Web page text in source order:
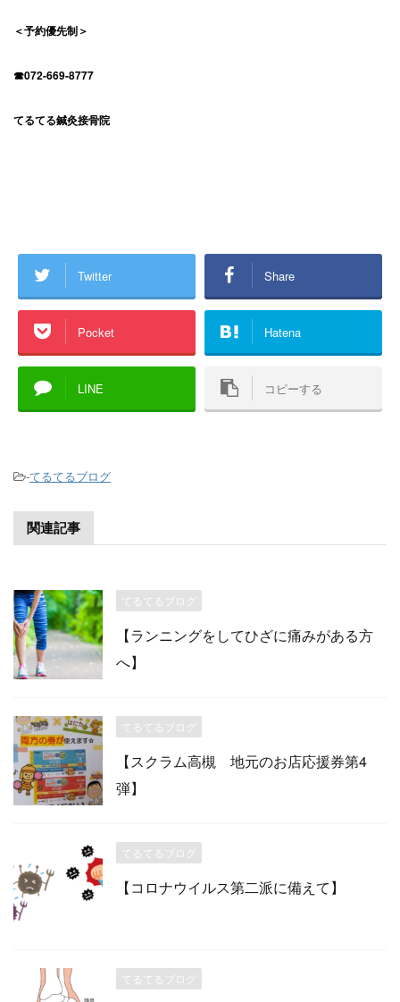
＜予約優先制＞
☎072-669-8777
てるてる鍼灸接骨院
Twitter Share
Pocket Hatena
LINE コピーする
-てるてるブログ
関連記事
てるてるブログ
【ランニングをしてひざに痛みがある方
へ】
てるてるブログ
【スクラム高槻 地元のお店応援券第4
弾】
てるてるブログ
【コロナウイルス第二派に備えて】
てるてるブログ